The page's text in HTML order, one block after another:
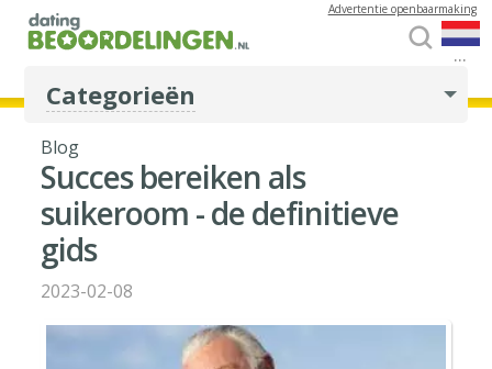
...
Advertentie openbaarmaking
Categorieën
Blog
Succes bereiken als
suikeroom - de definitieve
gids
2023-02-08